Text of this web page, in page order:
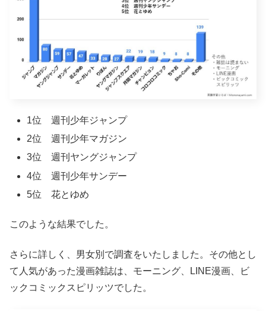
1位 週刊少年ジャンプ
2位 週刊少年マガジン
3位 週刊ヤングジャンプ
4位 週刊少年サンデー
5位 花とゆめ
このような結果でした。
さらに詳しく、男女別で調査をいたしました。その他とし
て人気があった漫画雑誌は、モーニング、LINE漫画、ビ
ックコミックスピリッツでした。